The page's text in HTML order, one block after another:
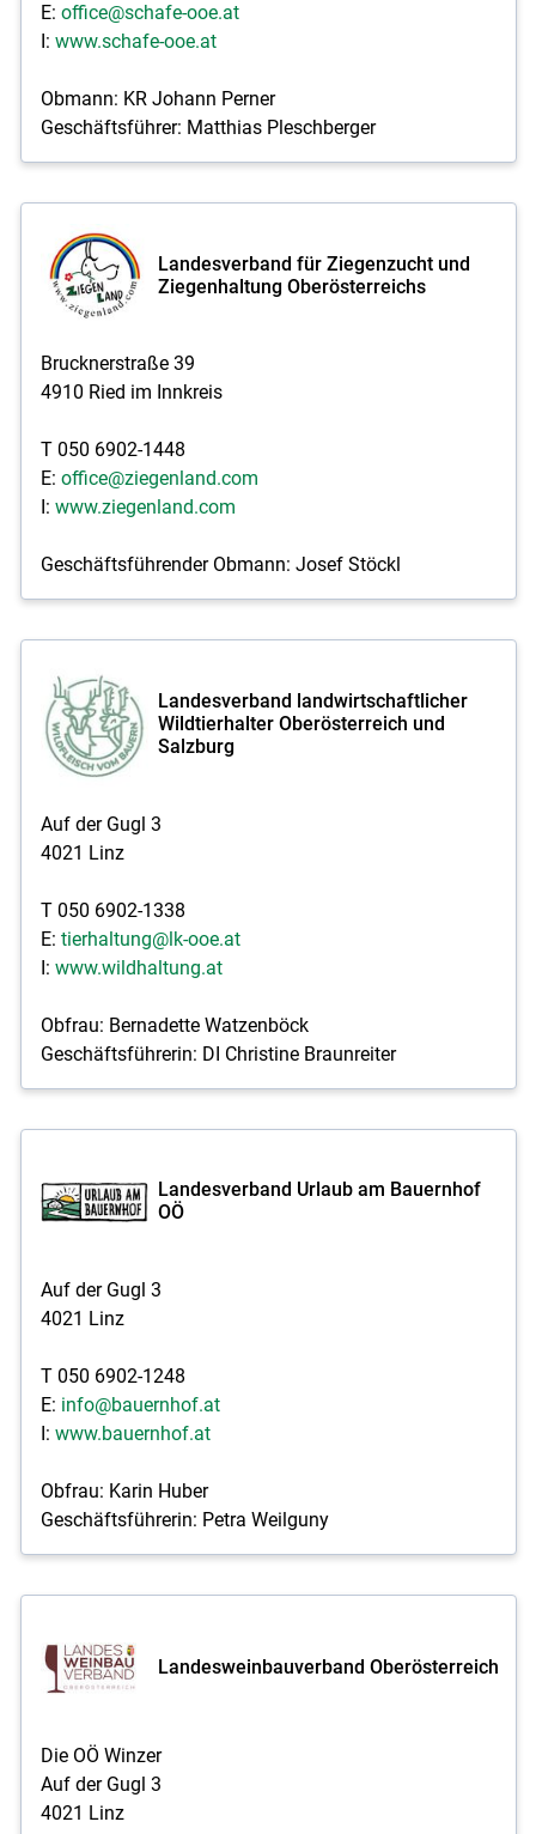
E: office@schafe-ooe.at
I: www.schafe-ooe.at
Obmann: KR Johann Perner
Geschäftsführer: Matthias Pleschberger
Landesverband für Ziegenzucht und
Ziegenhaltung Oberösterreichs
Brucknerstraße 39
4910 Ried im Innkreis
T 050 6902-1448
E: office@ziegenland.com
I: www.ziegenland.com
Geschäftsführender Obmann: Josef Stöckl
Landesverband landwirtschaftlicher
Wildtierhalter Oberösterreich und
Salzburg
Auf der Gugl 3
4021 Linz
T 050 6902-1338
E: tierhaltung@lk-ooe.at
I: www.wildhaltung.at
Obfrau: Bernadette Watzenböck
Geschäftsführerin: DI Christine Braunreiter
Landesverband Urlaub am Bauernhof
OÖ
Auf der Gugl 3
4021 Linz
T 050 6902-1248
E: info@bauernhof.at
I: www.bauernhof.at
Obfrau: Karin Huber
Geschäftsführerin: Petra Weilguny
Landesweinbauverband Oberösterreich
Die OÖ Winzer
Auf der Gugl 3
4021 Linz